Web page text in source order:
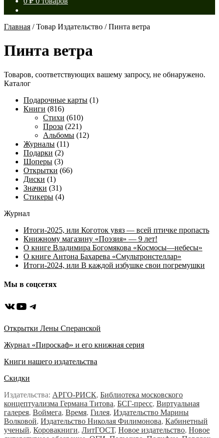
Главная /Товар Издательство /Пинта ветра
Пинта ветра
Товаров, соответствующих вашему запросу, не обнаружено.
Каталог
Подарочные карты (1)
Книги (816)
Стихи (610)
Проза (221)
Альбомы (12)
Журналы (11)
Подарки (2)
Шоперы (3)
Открытки (66)
Диски (1)
Значки (31)
Стикеры (4)
Журнал
Итоги-2025, или Коготок увяз — всей птичке пропасть
Книжному магазину «Поэзия» — 9 лет!
О книге Владимира Богомякова «Космосы—небесы»
О книге Антона Бахарева «Смультронстеллар»
Итоги-2024, или В каждой избушке свои погремушки
Мы в соцсетях
ВКонтакте
YouTube
Telegram
Открытки Лены Сперанской
Журнал «Пироскаф» и его книжная серия
Книги нашего издательства
Скидки
Издательства: АРГО-РИСК, Библиотека московского
концептуализма Германа Титова, БСГ-пресс, Виртуальная
галерея, Воймега, Время, Гилея, Издательство Марины
Волковой, Издательство Николая Филимонова, Кабинетный
ученый, Коровакниги, ЛитГОСТ, Новое издательство, Новое